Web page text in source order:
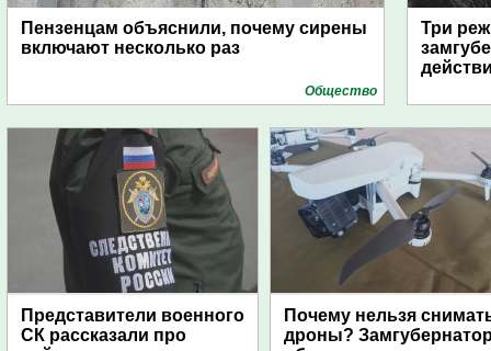
Пензенцам объяснили, почему сирены
включают несколько раз
Общество
Три
Представители военного
СК рассказали про
Почему нельзя
дроны?